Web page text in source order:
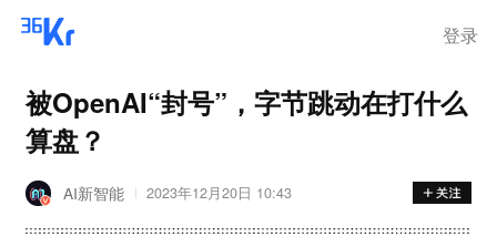
登录
被OpenAI“封号”，字节跳动在打什么
算盘？
AI新智能 2023年12月20日 10:43